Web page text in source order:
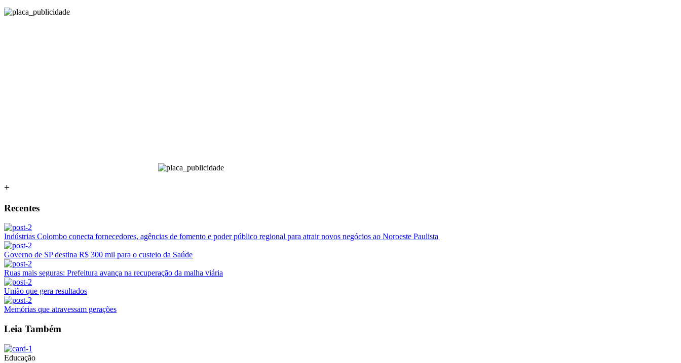
+
Recentes
Indústrias Colombo conecta fornecedores, agências de fomento e poder público regional para atrair novos negócios ao Noroeste Paulista
Governo de SP destina R$ 300 mil para o custeio da Saúde
Ruas mais seguras: Prefeitura avança na recuperação da malha viária
União que gera resultados
Memórias que atravessam gerações
Leia Também
Educação